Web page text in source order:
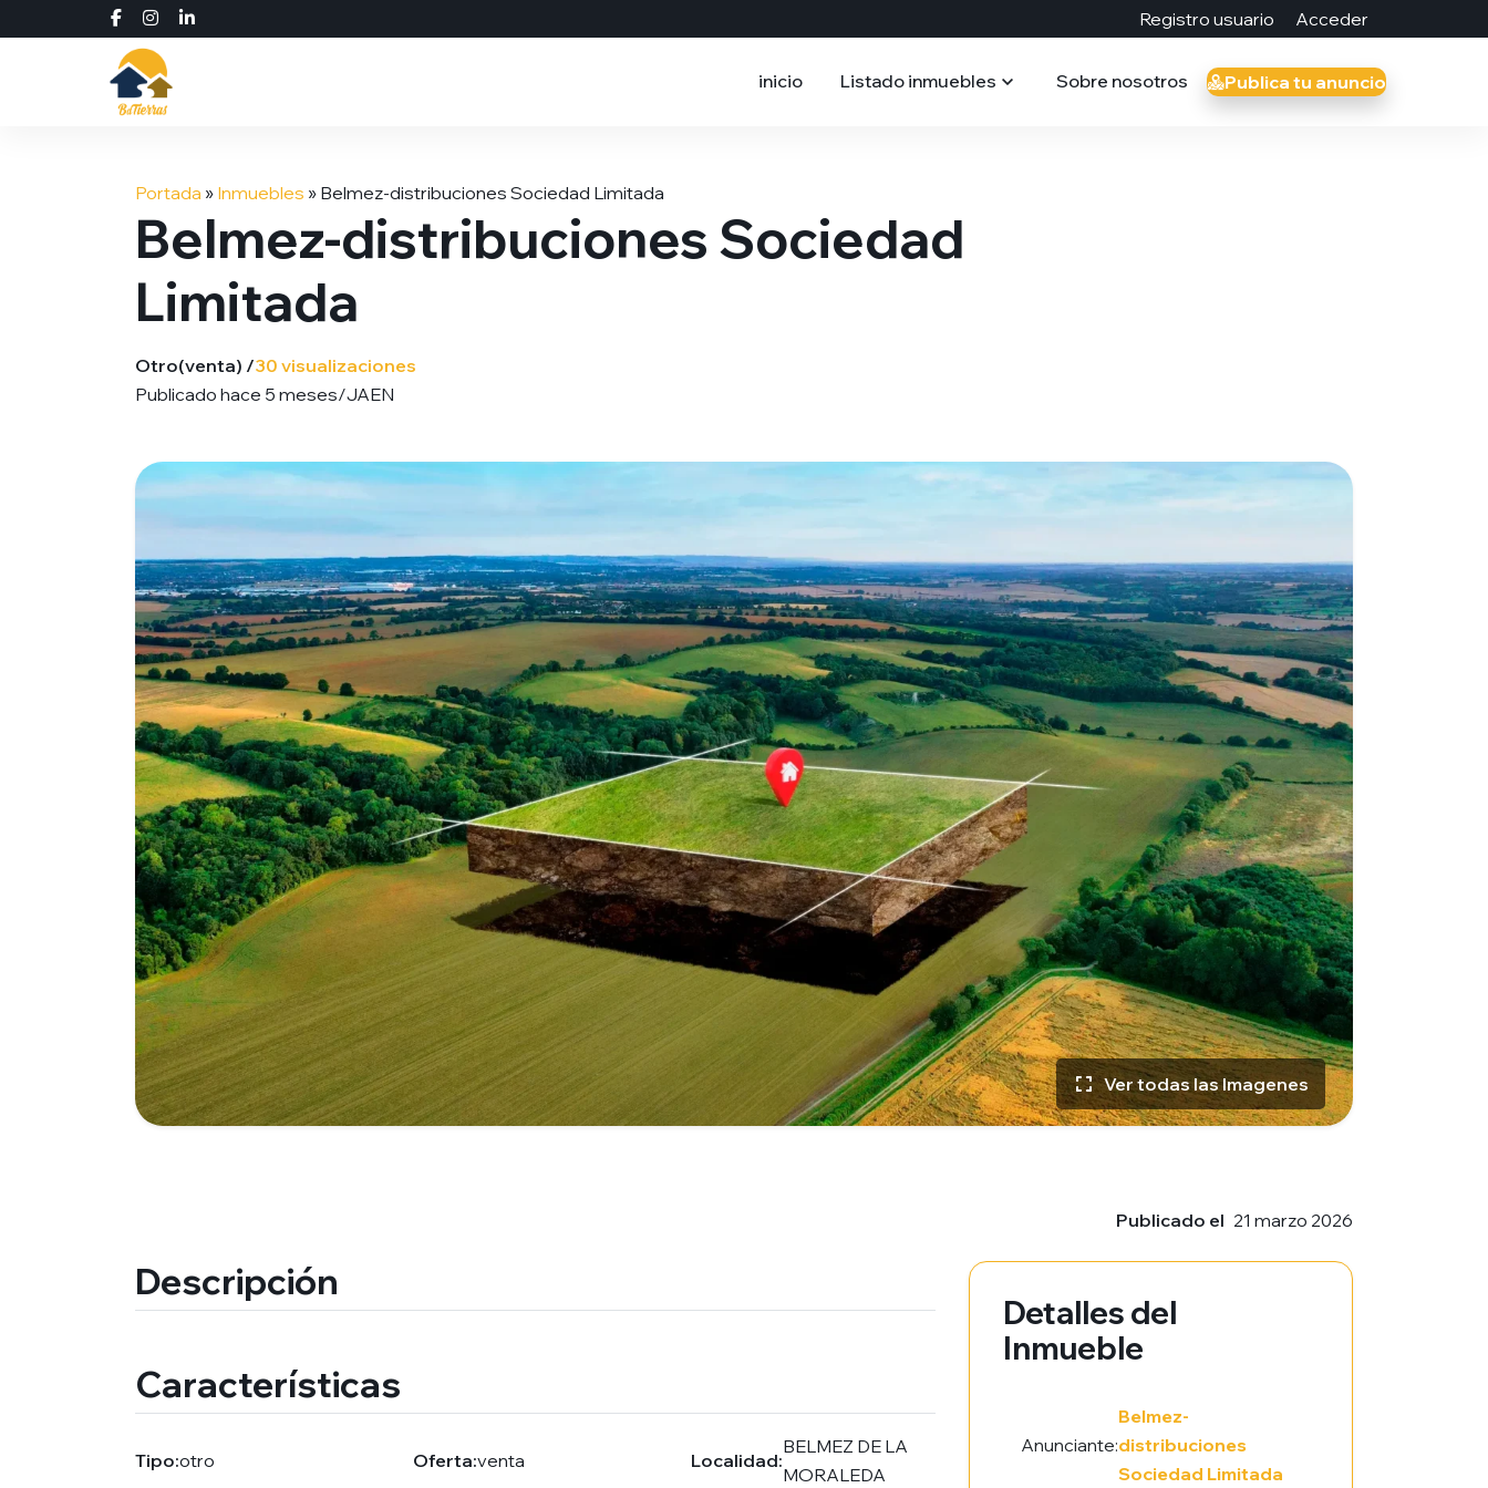
Registro usuario Acceder
inicio Listado inmuebles Sobre nosotros Publica tu anuncio
Portada » Inmuebles » Belmez-distribuciones Sociedad Limitada
Belmez-distribuciones Sociedad
Limitada
Otro(venta) /30 visualizaciones
Publicado hace 5 meses/JAEN
Ver todas las Imagenes
Publicado el 21 marzo 2026
Descripción
Características
Tipo:otro Oferta:venta Localidad:
BELMEZ DE LA
MORALEDA
Detalles del
Inmueble
Anunciante:
Belmez-
distribuciones
Sociedad Limitada